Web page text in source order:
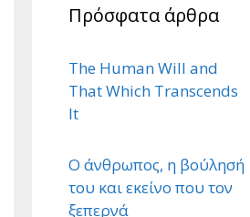
Πρόσφατα άρθρα
The Human Will and
That Which Transcends
It
Ο άνθρωπος, η βούλησή
του και εκείνο που τον
ξεπερνά